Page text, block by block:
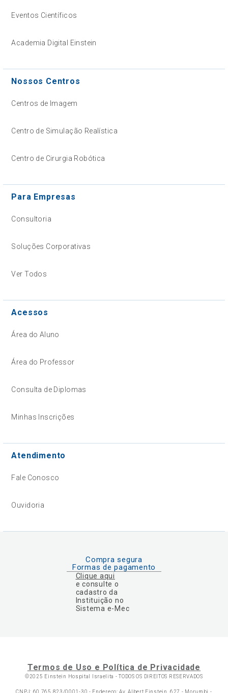
Eventos Científicos
Academia Digital Einstein
Nossos Centros
Centros de Imagem
Centro de Simulação Realística
Centro de Cirurgia Robótica
Para Empresas
Consultoria
Soluções Corporativas
Ver Todos
Acessos
Área do Aluno
Área do Professor
Consulta de Diplomas
Minhas Inscrições
Atendimento
Fale Conosco
Ouvidoria
Compra segura
Formas de pagamento
Clique aqui
e consulte o
cadastro da
Instituição no
Sistema e-Mec
Termos de Uso e Política de Privacidade
©2025 Einstein Hospital Israelita -TODOS OS DIREITOS RESERVADOS
CNPJ: 60.765.823/0001-30 - Endereço: Av. Albert Einstein, 627 - Morumbi -